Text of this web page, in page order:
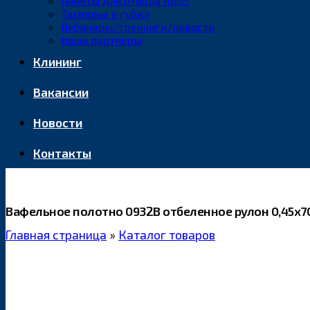
Тампоны и губки
Вебинары/тренинги/новости
Наши партнеры
Клининг
Вакансии
Новости
Контакты
Вафельное полотно 0932В отбеленное рулон
Главная страница » Каталог товаров